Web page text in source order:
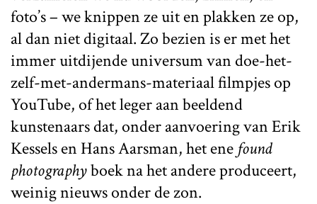
foto’s – we knippen ze uit en plakken ze op,
al dan niet digitaal. Zo bezien is er met het
immer uitdijende universum van doe-het-
zelf-met-andermans-materiaal filmpjes op
YouTube, of het leger aan beeldend
kunstenaars dat, onder aanvoering van Erik
Kessels en Hans Aarsman, het ene found
photographyboek na het andere produceert,
weinig nieuws onder de zon.